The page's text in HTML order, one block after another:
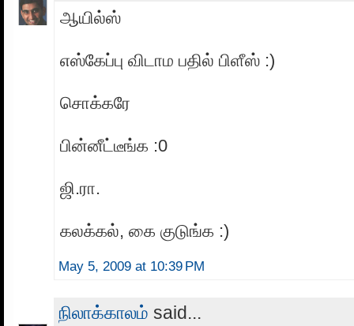
ஆயில்ஸ்
எஸ்கேப்பு விடாம பதில் பிளீஸ் :)
சொக்கரே
பின்னீட்டீங்க :0
ஜி.ரா.
கலக்கல், கை குடுங்க :)
May 5, 2009 at 10:39 PM
நிலாக்காலம் said...